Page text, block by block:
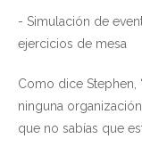
- Simulación de
ejercicios de mesa
Como dice Stephen,
ninguna
que no sabías que